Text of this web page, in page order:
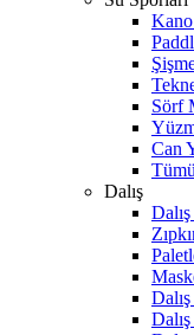
Sörf
Can
Dalış
Dalış